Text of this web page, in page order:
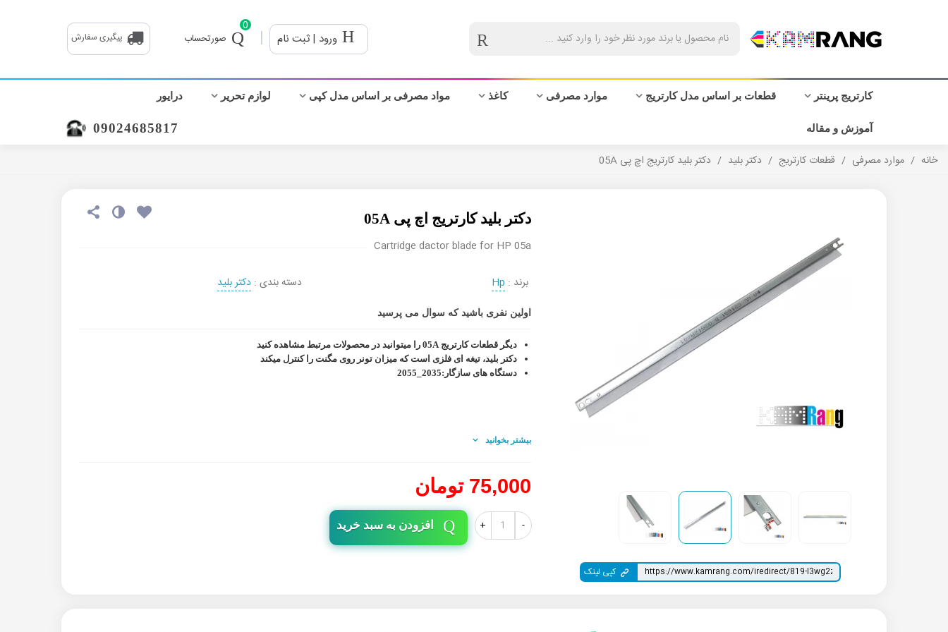
ورود | ثبت نام |
0
صورتحساب
پیگیری سفارش
کارتریج پرینتر قطعات بر اساس مدل کارتریج موارد مصرفی کاغذ مواد مصرفی بر اساس مدل کپی لوازم تحریر درایور
آموزش و مقاله 09024685817
خانه / موارد مصرفی / قطعات کارتریج / دکتر بلید / دکتر بلید کارتریج اچ پی 05A
کپی لینک
دکتر بلید کارتریج اچ پی 05A
Cartridge dactor blade for HP 05a
برند : Hp دسته بندی : دکتر بلید
اولین نفری باشید که سوال می پرسید
دیگر قطعات کارتریج 05A را میتوانید در محصولات مرتبط مشاهده کنید
دکتر بلید، تیغه ای فلزی است که میزان تونر روی مگنت را کنترل میکند
دستگاه های سازگار :2035_2055
بیشتر بخوانید
75,000 تومان
-
+ افزودن به سبد خرید